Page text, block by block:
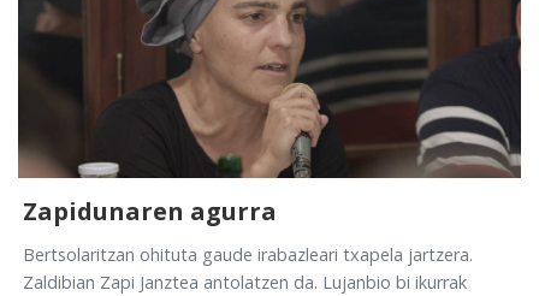
Zapidunaren agurra
Bertsolaritzan ohituta gaude irabazleari txapela jartzera.
Zaldibian Zapi Janztea antolatzen da. Lujanbio bi ikurrak